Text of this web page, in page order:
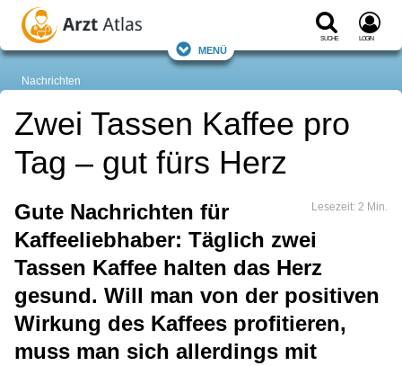
Suche Login
Menü
Nachrichten
Zwei Tassen Kaffee pro
Tag ‒ gut fürs Herz
Lesezeit: 2 Min.
Gute Nachrichten für
Kaffeeliebhaber: Täglich zwei
Tassen Kaffee halten das Herz
gesund. Will man von der positiven
Wirkung des Kaffees profitieren,
muss man sich allerdings mit